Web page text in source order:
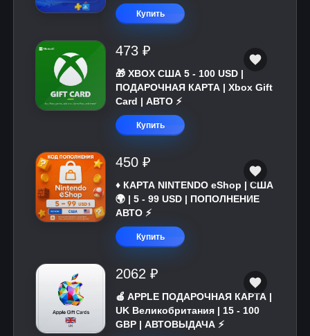
Купить
473 ₽
🎁 XBOX США 5 - 100 USD |
ПОДАРОЧНАЯ КАРТА | Xbox Gift
Card | АВТО ⚡
Купить
450 ₽
♦️ КАРТА NINTENDO eShop | США
🌍 | 5 - 99 USD | ПОПОЛНЕНИЕ
АВТО ⚡
Купить
2062 ₽
🍎 APPLE ПОДАРОЧНАЯ КАРТА |
UK Великобритания | 15 - 100
GBP | АВТОВЫДАЧА ⚡️